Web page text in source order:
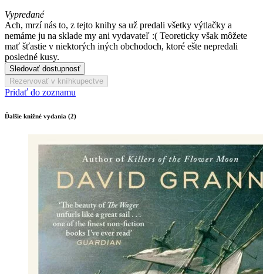
Vypredané
Ach, mrzí nás to, z tejto knihy sa už predali všetky výtlačky a
nemáme ju na sklade my ani vydavateľ :( Teoreticky však môžete
mať šťastie v niektorých iných obchodoch, ktoré ešte nepredali
posledné kusy.
Sledovať dostupnosť
Rezervovať v kníhkupectve
Pridať do zoznamu
Ďalšie knižné vydania (2)